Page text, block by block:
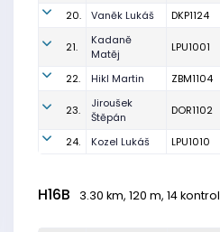
20.
Vaněk Lukáš DKP1124
21.
Kadaně
Matěj
LPU1001
22. Hikl Martin ZBM1104
23.
Jiroušek
Štěpán
DOR1102
24. Kozel Lukáš LPU1010
H16B 3.30 km, 120 m, 14 kontrol